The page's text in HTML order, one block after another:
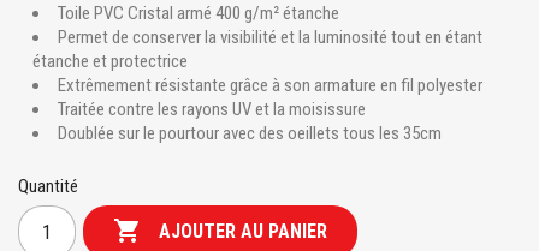
Toile PVC Cristal armé 400 g/m² étanche
Permet de conserver la visibilité et la luminosité tout en étant
étanche et protectrice
Extrêmement résistante grâce à son armature en fil polyester
Traitée contre les rayons UV et la moisissure
Doublée sur le pourtour avec des oeillets tous les 35cm
Quantité
 AJOUTER AU PANIER